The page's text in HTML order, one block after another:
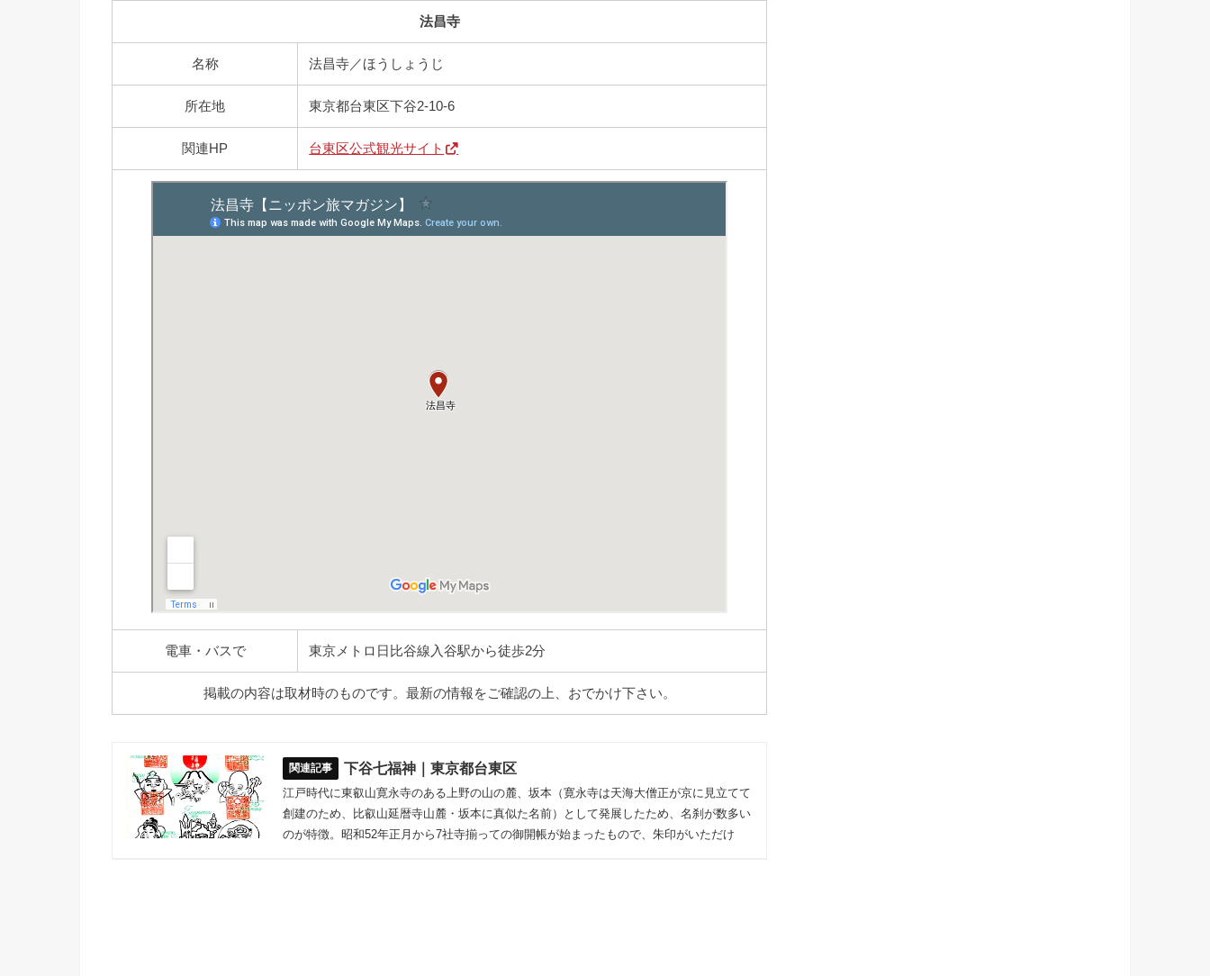
法昌寺
名称 法昌寺／ほうしょうじ
所在地 東京都台東区下谷2-10-6
関連HP 台東区公式観光サイト
電車・バスで 東京メトロ日比谷線入谷駅から徒歩2分
掲載の内容は取材時のものです。最新の情報をご確認の上、おでかけ下さい。
下谷七福神｜東京都台東区
江戸時代に東叡山寛永寺のある上野の山の麓、坂本（寛永寺は天海大僧正が京に見立てて
創建のため、比叡山延暦寺山麓・坂本に真似た名前）として発展したため、名刹が数多い
のが特徴。昭和52年正月から7社寺揃っての御開帳が始まったもので、朱印がいただけ